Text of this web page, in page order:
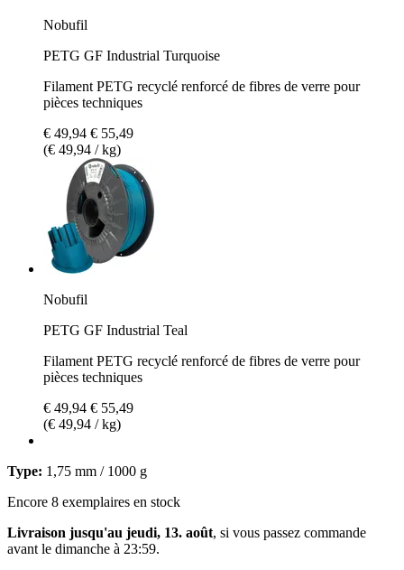
Nobufil
PETG GF Industrial Turquoise
Filament PETG recyclé renforcé de fibres de verre pour
pièces techniques
€ 49,94 € 55,49
(€ 49,94 / kg)
Nobufil
PETG GF Industrial Teal
Filament PETG recyclé renforcé de fibres de verre pour
pièces techniques
€ 49,94 € 55,49
(€ 49,94 / kg)
Type: 1,75 mm / 1000 g
Encore 8 exemplaires en stock
Livraison jusqu'au jeudi, 13. août, si vous passez commande
avant le dimanche à 23:59.